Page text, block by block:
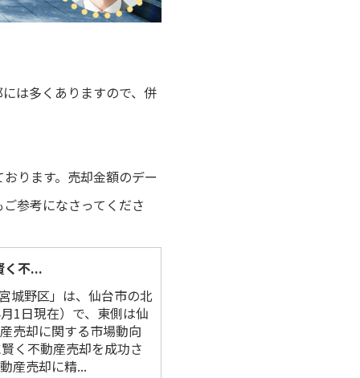
は多くありますので、併
ります。売却金額のデー
参考になさってくださ
く不...
城野区」は、仙台市の北
1日現在）で、東側は仙
売却に関する市場動向
く不動産売却を成功さ
産売却に精...